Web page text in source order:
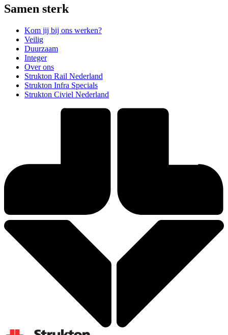
Samen sterk
Kom jij bij ons werken?
Veilig
Duurzaam
Integer
Over ons
Strukton Rail Nederland
Strukton Infra Specials
Strukton Civiel Nederland